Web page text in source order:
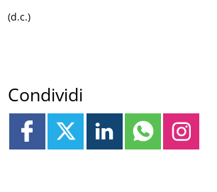
(d.c.)
Condividi